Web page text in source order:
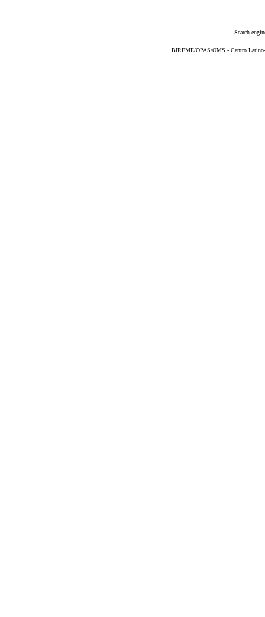
Search
BIREME/OPAS/OMS - Centro Latino-